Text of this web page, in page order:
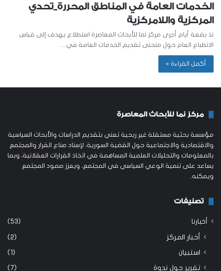
الخدمات العامة في المناطق المحررة_تحدي
المركزية واللامركزية
نذ بضعة أيام أجرى مركز نما للأبحاث المعاصرة استطلاع يهدف إلى قياس
الانطباع العام حول منحنى تقديم الخدمات العامة في…
أكمل القراءة »
مركز نما للأبحاث المعاصرة
مؤسسة بحثية مستقلة غير ربحية تعني بتقديم الدراسات والأبحاث السياسية
والاقتصادية والاجتماعية حول القضية السورية، لإسناد صناع القرار والمجتمع
بالمعلومات والتحليلات العلمية المساهمة في اتخاذ القرارات العقلانية، وبما
يساعد على تنمية الوعي السياسي في المجتمع، ويعزز صمود المجتمع
ويمكنه.
تصنيفات
أخبارنا (53)
أخبار المركز (2)
استبيان (1)
تقرير حول ندوة (7)